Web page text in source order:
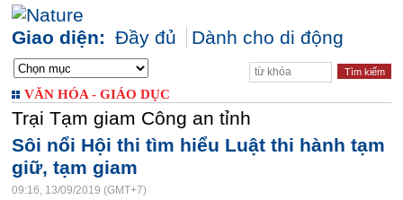
Giao diện: Đầy đủ Dành cho di động
VĂN HÓA - GIÁO DỤC
Trại Tạm giam Công an tỉnh
Sôi nổi Hội thi tìm hiểu Luật thi hành tạm
giữ, tạm giam
09:16, 13/09/2019 (GMT+7)